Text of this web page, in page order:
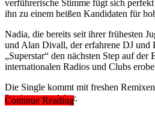
verführerische Stimme fügt sich
ihn zu einem heißen Kandidaten für
Nadia, die bereits seit ihrer frühesten
und Alan Divall, der erfahrene DJ und
„Superstar“ den nächsten Step auf
internationalen Radios und Clubs
Die Single kommt mit freshen
Produzenten daher.
Continue Reading